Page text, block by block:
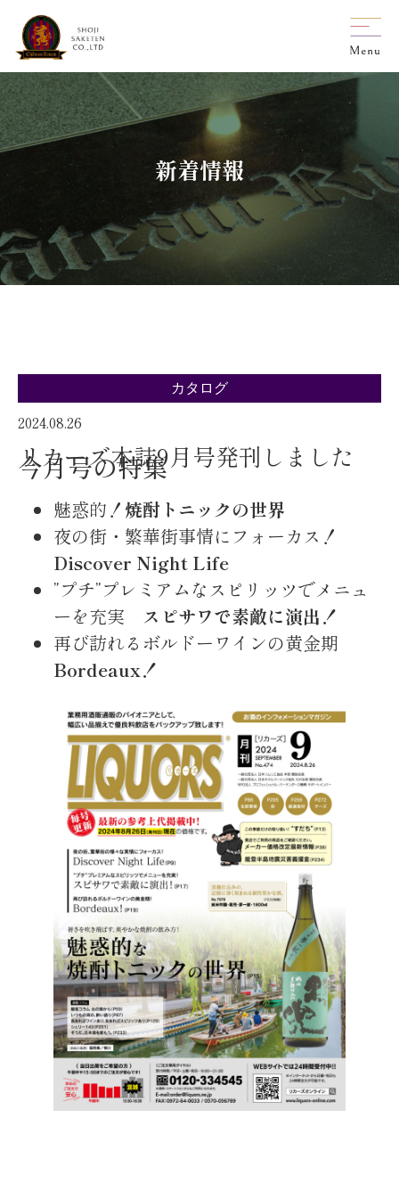
新着情報
カタログ
2024.08.26
リカーズ本誌9月号発刊しました
今月号の特集
魅惑的！ 焼酎トニックの世界
夜の街・繁華街事情にフォーカス！
Discover Night Life
”プチ”プレミアムなスピリッツでメニュ
ーを充実 スピサワで素敵に演出！
再び訪れるボルドーワインの黄金期
Bordeaux！